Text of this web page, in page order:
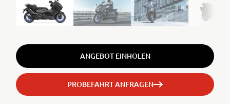
ANGEBOT EINHOLEN
PROBEFAHRT ANFRAGEN